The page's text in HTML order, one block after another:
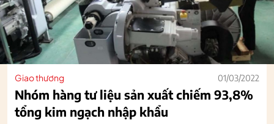
Giao thương 01/03/2022
Nhóm hàng tư liệu sản xuất chiếm 93,8%
tổng kim ngạch nhập khẩu